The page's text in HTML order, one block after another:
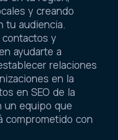
y creando
tu audiencia.
contactos y
ayudarte a
relaciones
en la
en SEO de la
un equipo que
comprometido con